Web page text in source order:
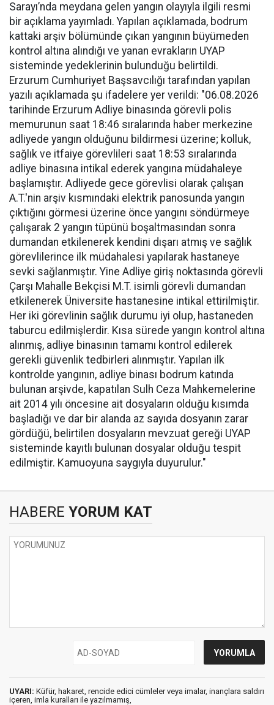
Sarayı’nda meydana gelen yangın olayıyla ilgili resmi
bir açıklama yayımladı. Yapılan açıklamada, bodrum
kattaki arşiv bölümünde çıkan yangının büyümeden
kontrol altına alındığı ve yanan evrakların UYAP
sisteminde yedeklerinin bulunduğu belirtildi.
Erzurum Cumhuriyet Başsavcılığı tarafından yapılan
yazılı açıklamada şu ifadelere yer verildi: "06.08.2026
tarihinde Erzurum Adliye binasında görevli polis
memurunun saat 18:46 sıralarında haber merkezine
adliyede yangın olduğunu bildirmesi üzerine; kolluk,
sağlık ve itfaiye görevlileri saat 18:53 sıralarında
adliye binasına intikal ederek yangına müdahaleye
başlamıştır. Adliyede gece görevlisi olarak çalışan
A.T.'nin arşiv kısmındaki elektrik panosunda yangın
çıktığını görmesi üzerine önce yangını söndürmeye
çalışarak 2 yangın tüpünü boşaltmasından sonra
dumandan etkilenerek kendini dışarı atmış ve sağlık
görevlilerince ilk müdahalesi yapılarak hastaneye
sevki sağlanmıştır. Yine Adliye giriş noktasında görevli
Çarşı Mahalle Bekçisi M.T. isimli görevli dumandan
etkilenerek Üniversite hastanesine intikal ettirilmiştir.
Her iki görevlinin sağlık durumu iyi olup, hastaneden
taburcu edilmişlerdir. Kısa sürede yangın kontrol altına
alınmış, adliye binasının tamamı kontrol edilerek
gerekli güvenlik tedbirleri alınmıştır. Yapılan ilk
kontrolde yangının, adliye binası bodrum katında
bulunan arşivde, kapatılan Sulh Ceza Mahkemelerine
ait 2014 yılı öncesine ait dosyaların olduğu kısımda
başladığı ve dar bir alanda az sayıda dosyanın zarar
gördüğü, belirtilen dosyaların mevzuat gereği UYAP
sisteminde kayıtlı bulunan dosyalar olduğu tespit
edilmiştir. Kamuoyuna saygıyla duyurulur."
HABERE YORUM KAT
UYARI: Küfür, hakaret, rencide edici cümleler veya imalar, inançlara saldırı
içeren, imla kuralları ile yazılmamış,